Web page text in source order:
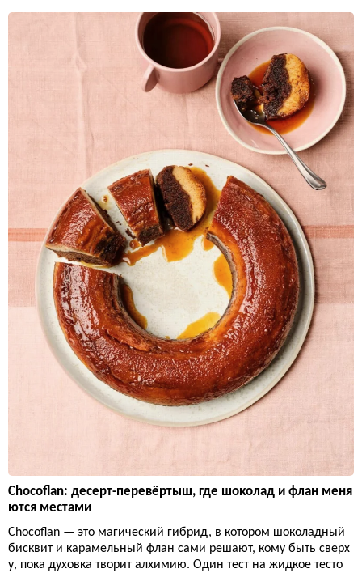
Chocoflan: десерт-перевёртыш, где шоколад и флан меня
ются местами
Chocoflan — это магический гибрид, в котором шоколадный
бисквит и карамельный флан сами решают, кому быть сверх
у, пока духовка творит алхимию. Один тест на жидкое тесто